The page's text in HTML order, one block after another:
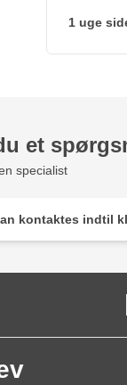
1 uge
et
specialist
kontaktes indtil